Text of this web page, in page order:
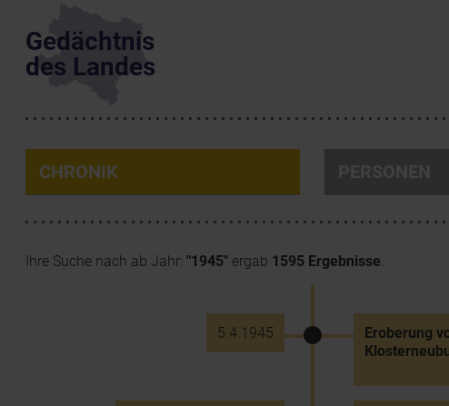
Gedächtnis
des Landes
CHRONIK
Ihre Suche nach ab Jahr: "1945" ergab 1595 Ergebnisse.
5.4.1945
Eroberung